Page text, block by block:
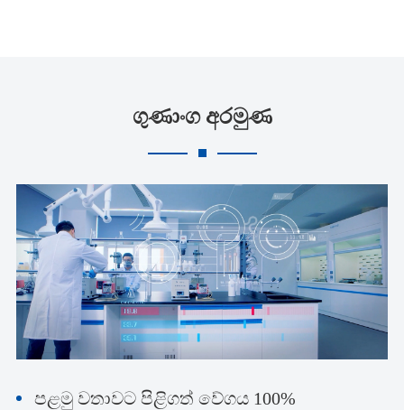
ගුණාංග අරමුණ
පළමු වතාවට පිළිගත් වේගය 100%